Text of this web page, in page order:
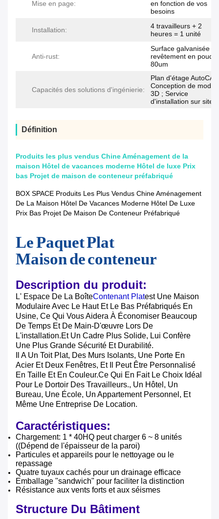
Mise en page:
en fonction de vos
besoins
Installation:
4 travailleurs + 2
heures = 1 unité
Anti-rust:
Surface galvanisée +
revêtement en poudre
80um
Capacités des solutions d'ingénierie:
Plan d'étage
Conception de
3D ; Service
d'installation sur site
Définition
Produits les plus vendus Chine Aménagement de la
maison Hôtel de vacances moderne Hôtel de luxe Prix
bas Projet de maison de conteneur préfabriqué
BOX SPACE Produits Les Plus Vendus Chine Aménagement
De La Maison Hôtel De Vacances Moderne Hôtel De Luxe
Prix Bas Projet De Maison De Conteneur Préfabriqué
Le Paquet Plat
Maison de conteneur
Description du produit:
L' Espace De La BoîteContenant PlatEst Une Maison
Modulaire Avec Le Haut Et Le Bas Préfabriqués En
Usine, Ce Qui Vous Aidera À Économiser Beaucoup
De Temps Et De Main-D'œuvre Lors De
L'installation.et Un Cadre Plus Solide, Lui Confère
Une Plus Grande Sécurité Et Durabilité.
Il A Un Toit Plat, Des Murs Isolants, Une Porte En
Acier Et Deux Fenêtres, Et Il Peut Être Personnalisé
En Taille Et En Couleur.Ce Qui En Fait Le Choix Idéal
Pour Le Dortoir Des Travailleurs., Un Hôtel, Un
Bureau, Une École, Un Appartement Personnel, Et
Même Une Entreprise De Location.
Caractéristiques:
Chargement: 1 * 40HQ peut charger 6 ~ 8 unités
((Dépend de l'épaisseur de la paroi)
Particules et appareils pour le nettoyage ou le
repassage
Quatre tuyaux cachés pour un drainage efficace
Emballage "sandwich" pour faciliter la distinction
Résistance aux vents forts et aux séismes
Structure Du Bâtiment